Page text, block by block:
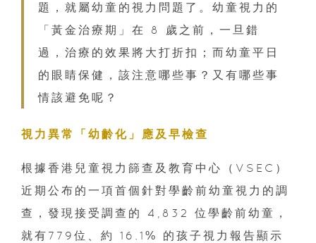
題，就屬幼童的視力問題了。幼童視力的
「黃金治療期」在 8 歲之前，一旦錯
過，治療的效果將大打折扣；而幼童平日
的眼睛保健，該注意哪些事？又有哪些事
情該避免呢？
視力異常「幼齡化」應及早檢查
根據香港兒童視力篩查及教育中心（VSEC）
近期公布的一項首個針對學齡前幼童視力的調
查，發現接受調查的 4,832 位學齡前幼童，
就有779位、約 16.1% 的孩子視力報告顯示